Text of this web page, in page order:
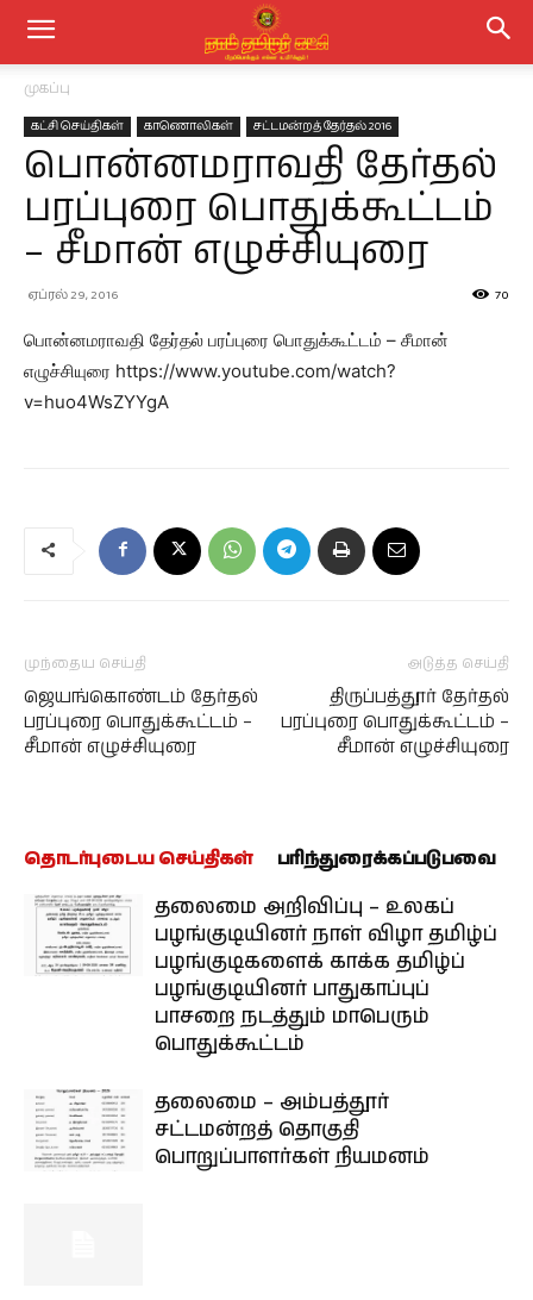
முகப்பு
கட்சி செய்திகள் காணொலிகள் சட்டமன்றத் தேர்தல் 2016
பொன்னமராவதி தேர்தல்
பரப்புரை பொதுக்கூட்டம்
– சீமான் எழுச்சியுரை
ஏப்ரல் 29, 2016 70
பொன்னமராவதி தேர்தல் பரப்புரை பொதுக்கூட்டம் – சீமான்
எழுச்சியுரை https://www.youtube.com/watch?
v=huo4WsZYYgA
முந்தைய செய்தி
ஜெயங்கொண்டம் தேர்தல்
பரப்புரை பொதுக்கூட்டம் –
சீமான் எழுச்சியுரை
அடுத்த செய்தி
திருப்பத்தூர் தேர்தல்
பரப்புரை பொதுக்கூட்டம் –
சீமான் எழுச்சியுரை
தொடர்புடைய செய்திகள் பரிந்துரைக்கப்படுபவை
தலைமை அறிவிப்பு – உலகப்
பழங்குடியினர் நாள் விழா தமிழ்ப்
பழங்குடிகளைக் காக்க தமிழ்ப்
பழங்குடியினர் பாதுகாப்புப்
பாசறை நடத்தும் மாபெரும்
பொதுக்கூட்டம்
தலைமை – அம்பத்தூர்
சட்டமன்றத் தொகுதி
பொறுப்பாளர்கள் நியமனம்